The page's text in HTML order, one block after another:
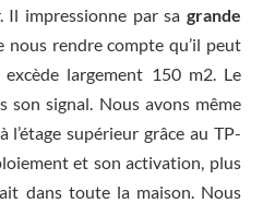
Il impressionne par sa grande
nous rendre compte qu’il peut
largement 150 m2. Le
son signal. Nous avons même
supérieur grâce au TP-
et son activation, plus
dans toute la maison. Nous